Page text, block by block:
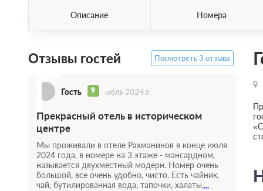
Описание Номера
Отзывы гостей Посмотреть 3 отзыва
Г Гость 9 июль 2024 г.
Прекрасный отель в историческом
центре
Мы проживали в отеле Рахманинов в конце июля
2024 года, в номере на 3 этаже - мансардном,
называется двухместный модерн. Номер очень
большой, все очень удобно, чисто. Есть чайник,
чай, бутилированная вода, тапочки, халаты,...